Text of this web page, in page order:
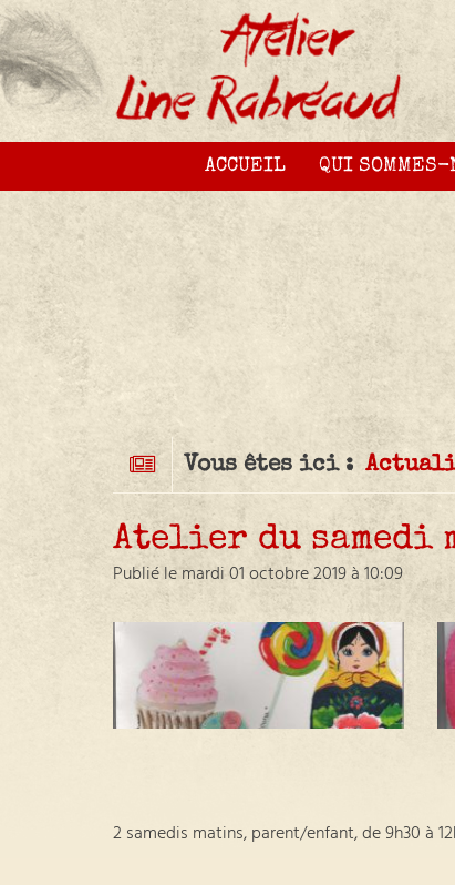
ACCUEIL QUI SOMMES-
Vous êtes ici :
Atelier du samedi
Publié le mardi 01 octobre 2019 à 10:09
2 samedis matins, parent/enfant, de 9h30 à